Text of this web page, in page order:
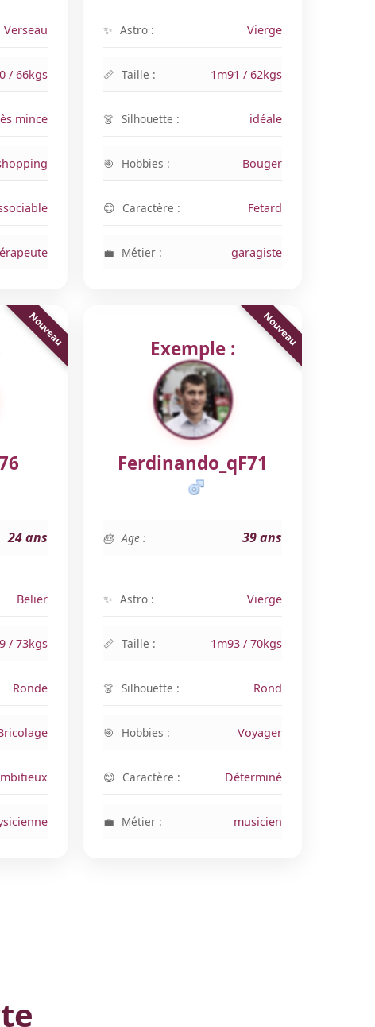
Verseau
/ 66kgs
mince
Astro : Vierge
Taille : 1m91 / 62kgs
Silhouette : idéale
Hobbies : Bouger
Caractère : Fetard
Métier : garagiste
24 ans
Belier
/ 73kgs
Ronde
Exemple :
Ferdinando_qF71
Age : 39 ans
Astro : Vierge
Taille : 1m93 / 70kgs
Silhouette : Rond
Hobbies : Voyager
Caractère : Déterminé
Métier : musicien